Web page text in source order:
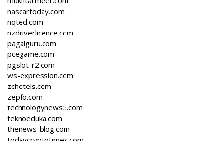
nascartoday.com
nqted.com
nzdriverlicence.com
pagalguru.com
pcegame.com
pgslot-r2.com
ws-expression.com
zchotels.com
zepfo.com
technologynews5.com
teknoeduka.com
thenews-blog.com